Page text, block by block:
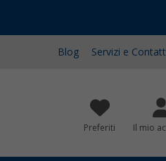
Blog Servizi e
Preferiti Il mio